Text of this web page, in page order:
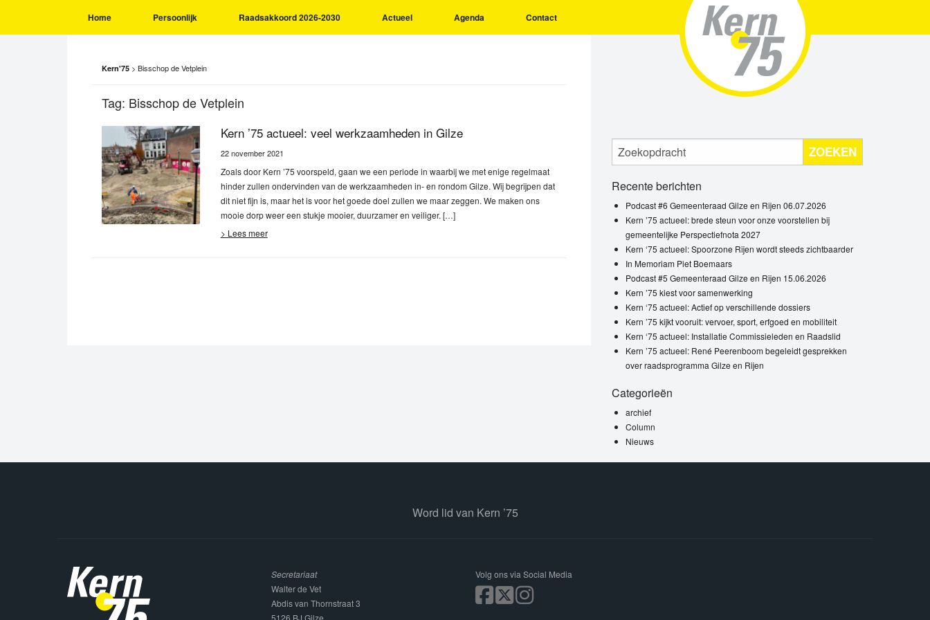
Home Persoonlijk Raadsakkoord 2026-2030 Actueel Agenda Contact
Kern'75 > Bisschop de Vetplein
Tag: Bisschop de Vetplein
Kern ’75 actueel: veel werkzaamheden in Gilze
22 november 2021
Zoals door Kern ’75 voorspeld, gaan we een periode in waarbij we met enige regelmaat
hinder zullen ondervinden van de werkzaamheden in- en rondom Gilze. Wij begrijpen dat
dit niet fijn is, maar het is voor het goede doel zullen we maar zeggen. We maken ons
mooie dorp weer een stukje mooier, duurzamer en veiliger. […]
> Lees meer
ZOEKEN
Recente berichten
Podcast #6 Gemeenteraad Gilze en Rijen 06.07.2026
Kern ’75 actueel: brede steun voor onze voorstellen bij
gemeentelijke Perspectiefnota 2027
Kern ‘75 actueel: Spoorzone Rijen wordt steeds zichtbaarder
In Memoriam Piet Boemaars
Podcast #5 Gemeenteraad Gilze en Rijen 15.06.2026
Kern ’75 kiest voor samenwerking
Kern ‘75 actueel: Actief op verschillende dossiers
Kern ’75 kijkt vooruit: vervoer, sport, erfgoed en mobiliteit
Kern ‘75 actueel: Installatie Commissieleden en Raadslid
Kern ’75 actueel: René Peerenboom begeleidt gesprekken
over raadsprogramma Gilze en Rijen
Categorieën
archief
Column
Nieuws
Word lid van Kern ’75
Secretariaat
Walter de Vet
Abdis van Thornstraat 3
5126 BJ Gilze
Volg ons via Social Media